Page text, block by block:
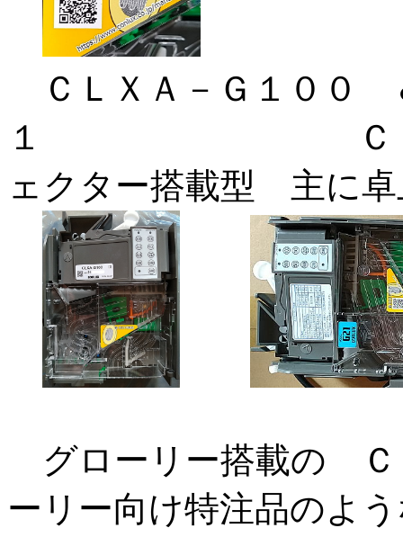
ＣＬＸＡ－Ｇ１００
１ ＣＬＸ－Ｇ
ェクター搭載型 主に卓
グローリー搭載の Ｃ
ーリー向け特注品のよ